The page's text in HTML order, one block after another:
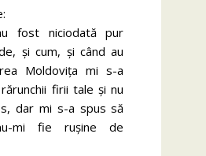
fost niciodată pur
și cum, și când au
Moldoviţa mi s-a
firii tale şi nu
dar mi s-a spus să
mi fie ruşine de